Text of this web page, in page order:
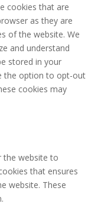
cookies that are
as they are
of the website. We
and understand
stored in your
the option to opt-out
cookies may
the website to
that ensures
website. These